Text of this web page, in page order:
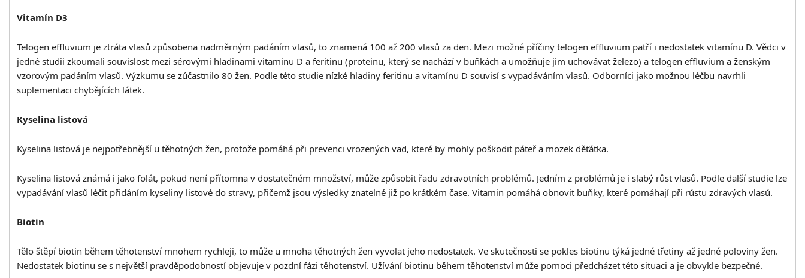
Vitamín D3
Telogen effluvium je ztráta vlasů způsobena nadměrným padáním vlasů, to znamená 100 až 200 vlasů za den. Mezi možné příčiny telogen effluvium patří i nedostatek vitamínu D. Vědci v
jedné studii zkoumali souvislost mezi sérovými hladinami vitaminu D a feritinu (proteinu, který se nachází v buňkách a umožňuje jim uchovávat železo) a telogen effluvium a ženským
vzorovým padáním vlasů. Výzkumu se zúčastnilo 80 žen. Podle této studie nízké hladiny feritinu a vitamínu D souvisí s vypadáváním vlasů. Odborníci jako možnou léčbu navrhli
suplementaci chybějících látek.
Kyselina listová
Kyselina listová je nejpotřebnější u těhotných žen, protože pomáhá při prevenci vrozených vad, které by mohly poškodit páteř a mozek děťátka.
Kyselina listová známá i jako folát, pokud není přítomna v dostatečném množství, může způsobit řadu zdravotních problémů. Jedním z problémů je i slabý růst vlasů. Podle další studie lze
vypadávání vlasů léčit přidáním kyseliny listové do stravy, přičemž jsou výsledky znatelné již po krátkém čase. Vitamin pomáhá obnovit buňky, které pomáhají při růstu zdravých vlasů.
Biotin
Tělo štěpí biotin během těhotenství mnohem rychleji, to může u mnoha těhotných žen vyvolat jeho nedostatek. Ve skutečnosti se pokles biotinu týká jedné třetiny až jedné poloviny žen.
Nedostatek biotinu se s největší pravděpodobností objevuje v pozdní fázi těhotenství. Užívání biotinu během těhotenství může pomoci předcházet této situaci a je obvykle bezpečné.